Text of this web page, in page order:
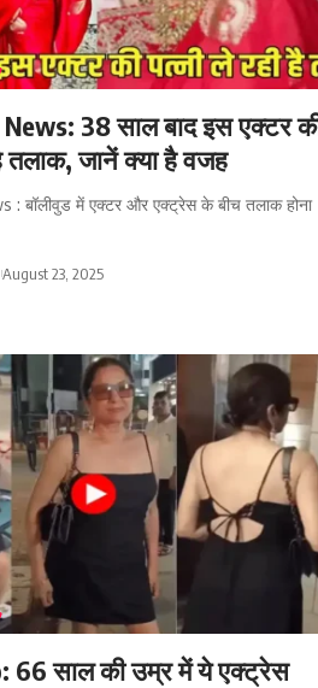
38 साल बाद इस एक्टर
तलाक, जानें क्या है वजह
बॉलीवुड में एक्टर और एक्ट्रेस के बीच तलाक होना
August 23, 2025
66 साल की उम्र में ये एक्ट्रेस